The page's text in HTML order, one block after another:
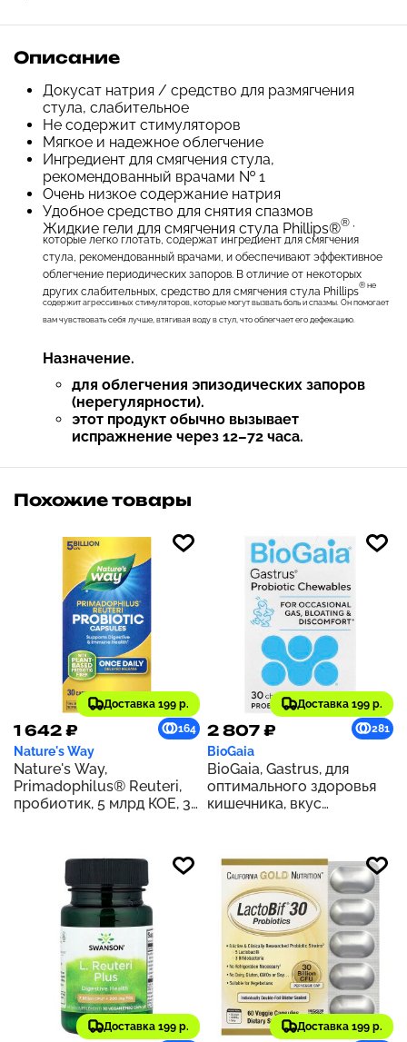
Описание
Докусат натрия / средство для размягчения
стула, слабительное
Не содержит стимуляторов
Мягкое и надежное облегчение
Ингредиент для смягчения стула,
рекомендованный врачами № 1
Очень низкое содержание натрия
Удобное средство для снятия спазмов
Жидкие гели для смягчения стула Phillips®® ,
которые легко глотать, содержат ингредиент для смягчения
стула, рекомендованный врачами, и обеспечивают эффективное
облегчение периодических запоров. В отличие от некоторых
других слабительных, средство для смягчения стула Phillips® не
содержит агрессивных стимуляторов, которые могут вызвать боль и спазмы. Он помогает
вам чувствовать себя лучше, втягивая воду в стул, что облегчает его дефекацию.
Назначение.
для облегчения эпизодических запоров
(нерегулярности).
этот продукт обычно вызывает
испражнение через 12–72 часа.
Похожие товары
Доставка 199 р.
1 642 ₽ 164
Nature's Way
Nature's Way,
Primadophilus® Reuteri,
пробиотик, 5 млрд КОЕ, 30
Доставка 199 р.
2 807 ₽ 281
BioGaia
BioGaia, Gastrus, для
оптимального здоровья
кишечника, вкус
Доставка 199 р. Доставка 199 р.